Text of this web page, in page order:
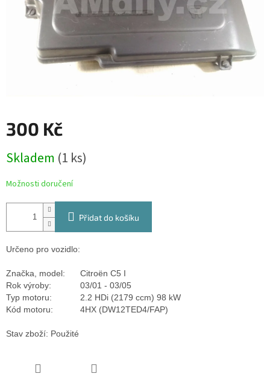
300 Kč
cena:
Skladem (1 ks)
Možnosti doručení
Přidat do košíku
Určeno pro vozidlo:
Značka, model:
Citroën C5 I
Rok výroby:
03/01 - 03/05
Typ motoru:
2.2 HDi (2179 ccm) 98 kW
Kód motoru:
4HX (DW12TED4/FAP)
Stav zboží: Použité